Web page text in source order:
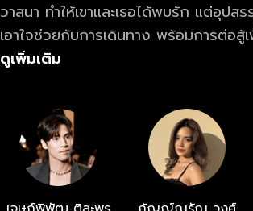
วาสนา ทำให้เขาและเธอได้พบรัก แต่อุป
เอาใจช่วยกับการเดินทาง พร้อมการต่อสู้
ความสมหวังหรือพังทลาย?
ดูเพิ่มเติม